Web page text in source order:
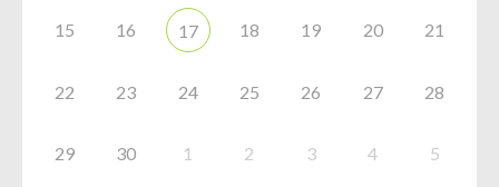
15 16 17 18 19 20 21
22 23 24 25 26 27 28
29 30 1 2 3 4 5